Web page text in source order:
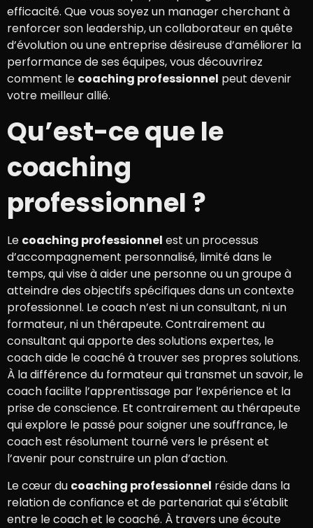
efficacité. Que vous soyez un manager cherchant à
renforcer son leadership, un collaborateur en quête
d’évolution ou une entreprise désireuse d’améliorer la
performance de ses équipes, vous découvrirez
comment le coaching professionnel peut devenir
votre meilleur allié.
Qu’est-ce que le
coaching
professionnel ?
Le coaching professionnel est un processus
d’accompagnement personnalisé, limité dans le
temps, qui vise à aider une personne ou un groupe à
atteindre des objectifs spécifiques dans un contexte
professionnel. Le coach n’est ni un consultant, ni un
formateur, ni un thérapeute. Contrairement au
consultant qui apporte des solutions expertes, le
coach aide le coaché à trouver ses propres solutions.
À la différence du formateur qui transmet un savoir, le
coach facilite l’apprentissage par l’expérience et la
prise de conscience. Et contrairement au thérapeute
qui explore le passé pour soigner une souffrance, le
coach est résolument tourné vers le présent et
l’avenir pour construire un plan d’action.
Le cœur du coaching professionnel réside dans la
relation de confiance et de partenariat qui s’établit
entre le coach et le coaché. À travers une écoute